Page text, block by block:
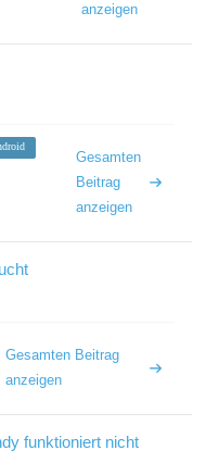
anzeigen
Gesamten
Beitrag
anzeigen
Gesamten Beitrag
anzeigen
funktioniert nicht